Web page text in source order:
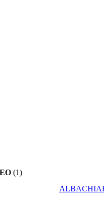
(1)